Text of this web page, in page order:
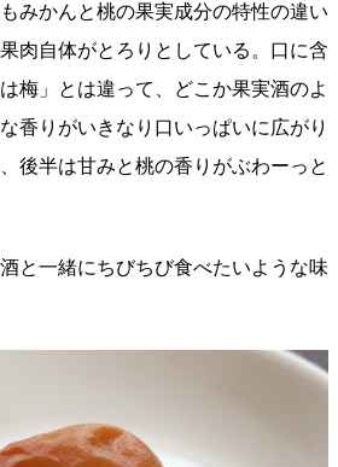
みかんと桃の果実成分の特性の違い
肉自体がとろりとしている。口に含
梅」とは違って、どこか果実酒のよ
香りがいきなり口いっぱいに広がり
後半は甘みと桃の香りがぶわーっと
と一緒にちびちび食べたいような味